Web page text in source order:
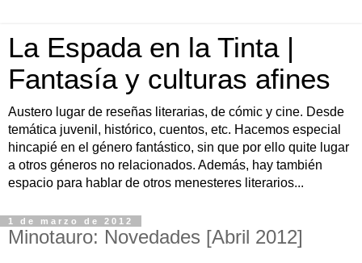
La Espada en la Tinta |
Fantasía y culturas afines
Austero lugar de reseñas literarias, de cómic y cine. Desde
temática juvenil, histórico, cuentos, etc. Hacemos especial
hincapié en el género fantástico, sin que por ello quite lugar
a otros géneros no relacionados. Además, hay también
espacio para hablar de otros menesteres literarios...
1 de marzo de 2012
Minotauro: Novedades [Abril 2012]